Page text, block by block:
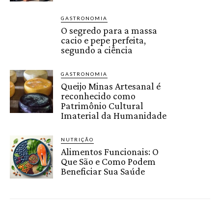
GASTRONOMIA
O segredo para a massa
cacio e pepe perfeita,
segundo a ciência
GASTRONOMIA
Queijo Minas Artesanal é
reconhecido como
Patrimônio Cultural
Imaterial da Humanidade
NUTRIÇÃO
Alimentos Funcionais: O
Que São e Como Podem
Beneficiar Sua Saúde